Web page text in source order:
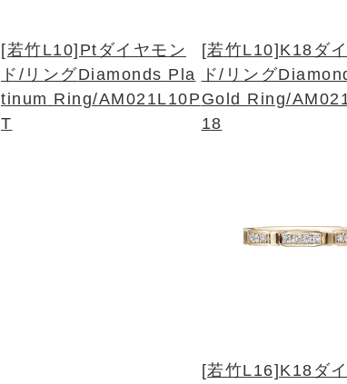
[若竹L10]Ptダイヤモン
ド/リングDiamonds Pla
tinum Ring/AM021L10P
T
[若竹L10]K18ダ
ド/リング
Gold Ring/
18
[若竹L16]K18ダ